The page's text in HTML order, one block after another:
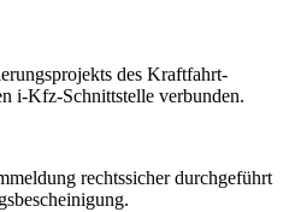
des Kraftfahrt-
i-Kfz-Schnittstelle verbunden.
rechtssicher durchgeführt